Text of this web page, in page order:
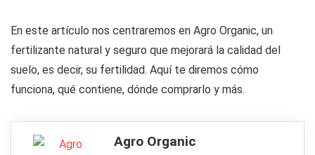
En este artículo nos centraremos en Agro Organic, un
fertilizante natural y seguro que mejorará la calidad del
suelo, es decir, su fertilidad. Aquí te diremos cómo
funciona, qué contiene, dónde comprarlo y más.
Agro Organic